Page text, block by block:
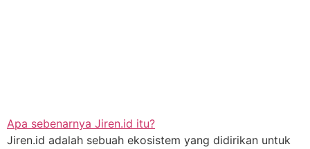
Apa sebenarnya Jiren.id itu?
Jiren.id adalah sebuah ekosistem yang didirikan untuk